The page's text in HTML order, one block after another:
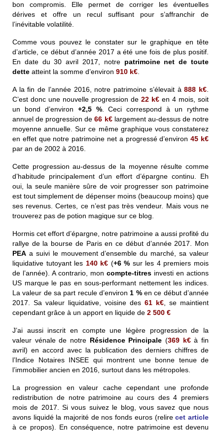
bon compromis. Elle permet de corriger les éventuelles
dérives et offre un recul suffisant pour s’affranchir de
l’inévitable volatilité.
Comme vous pouvez le constater sur le graphique en tête
d’article, ce début d’année 2017 a été une fois de plus positif.
En date du 30 avril 2017, notre patrimoine net de toute
dette atteint la somme d’environ 910 k€
A la fin de l’année 2016, notre patrimoine s’élevait à888 k€
C’est donc une nouvelle progression de 22 k€ en 4 mois, soit
un bond d’environ +2,5 %. Ceci correspond à un rythme
annuel de progression de66 k€largement au-dessus de notre
moyenne annuelle. Sur ce même graphique vous constaterez
en effet que notre patrimoine net a progressé d’environ45 k€
par an de 2002 à 2016.
Cette progression au-dessus de la moyenne résulte comme
d’habitude principalement d’un effort d’épargne continu. Eh
oui, la seule manière sûre de voir progresser son patrimoine
est tout simplement de dépenser moins (beaucoup moins) que
ses revenus. Certes, ce n’est pas très vendeur. Mais vous ne
trouverez pas de potion magique sur ce blog.
Hormis cet effort d’épargne, notre patrimoine a aussi profité du
rallye de la bourse de Paris en ce début d’année 2017. Mon
PEA a suivi le mouvement d’ensemble du marché, sa valeur
liquidative tutoyant les 140 k€ (+6 % sur les 4 premiers mois
de l’année). A contrario, mon compte-titres investi en actions
US marque le pas en sous-performant nettement les indices.
La valeur de sa part recule d’environ 1 %en ce début d’année
2017. Sa valeur liquidative, voisine des 61 k€ , se maintient
cependant grâce à un apport en liquide de 2 500 €
J’ai aussi inscrit en compte une légère progression de la
valeur vénale de notre Résidence Principale (369 k€à fin
avril) en accord avec la publication des derniers chiffres de
l’Indice Notaires INSEE qui montrent une bonne tenue de
l’immobilier ancien en 2016, surtout dans les métropoles.
La progression en valeur cache cependant une profonde
redistribution de notre patrimoine au cours des 4 premiers
mois de 2017. Si vous suivez le blog, vous savez que nous
avons liquidé la majorité de nos fonds euros (relirecet article
à ce propos). En conséquence, notre patrimoine est devenu